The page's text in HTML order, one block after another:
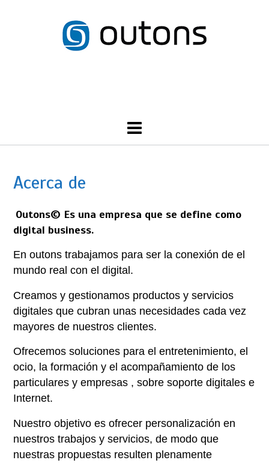
Acerca de
Outons© Es una empresa que se define como
digital business.
En outons trabajamos para ser la conexión de el
mundo real con el digital.
Creamos y gestionamos productos y servicios
digitales que cubran unas necesidades cada vez
mayores de nuestros clientes.
Ofrecemos soluciones para el entretenimiento, el
ocio, la formación y el acompañamiento de los
particulares y empresas , sobre soporte digitales e
Internet.
Nuestro objetivo es ofrecer personalización en
nuestros trabajos y servicios, de modo que
nuestras propuestas resulten plenamente